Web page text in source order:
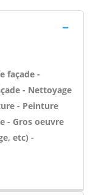
façade -
- Nettoyage
- Peinture
- Gros oeuvre
etc) -